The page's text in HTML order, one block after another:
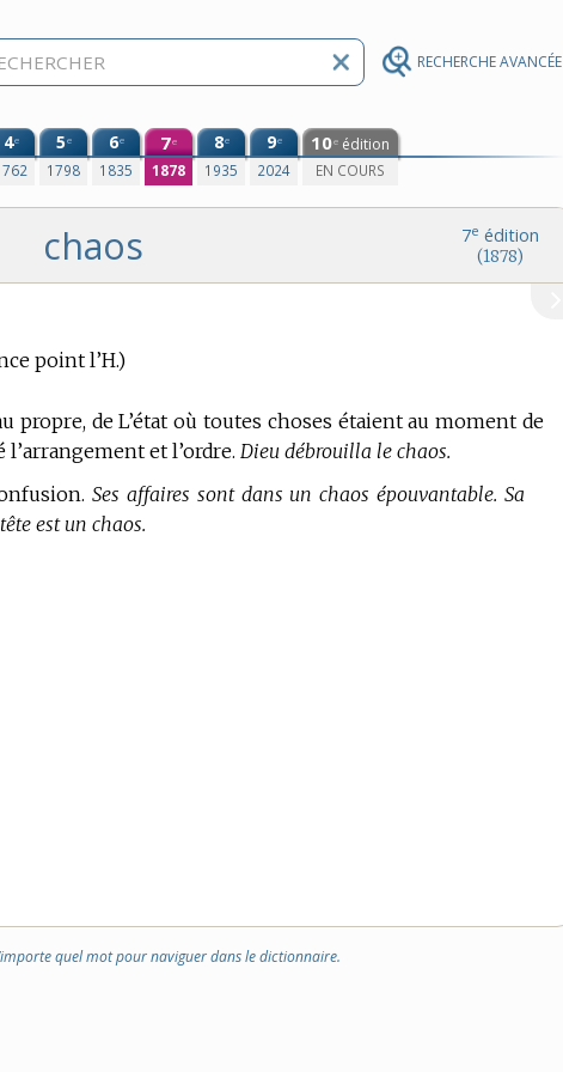
RECHERCHE AVANCÉE
4e 5e
1798
6e
1835
7e
1878
8e
1935
9e
2024
10e édition
EN COURS
7e édition
(1878)
chaos
point l’H.)
propre, de L’état où toutes choses étaient au moment de
et l’ordre. Dieu débrouilla le chaos.
Ses affaires sont dans un chaos épouvantable. Sa
est un chaos.
quel mot pour naviguer dans le dictionnaire.